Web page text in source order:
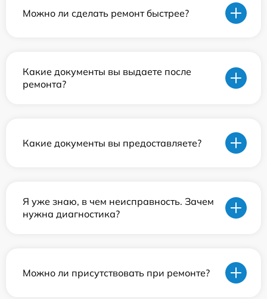
Можно ли сделать ремонт быстрее?
Какие документы вы выдаете после
ремонта?
Какие документы вы предоставляете?
Я уже знаю, в чем неисправность. Зачем
нужна диагностика?
Можно ли присутствовать при ремонте?